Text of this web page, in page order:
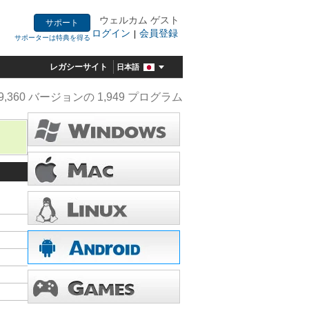
サポート
サポーターは特典を得る
ウェルカム ゲスト
ログイン | 会員登録
レガシーサイト 日本語
バージョンの 1,949 プログラム